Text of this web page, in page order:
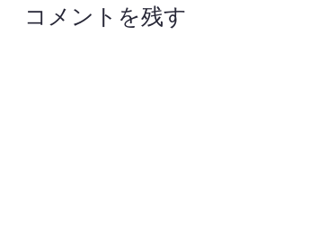
コメントを残す